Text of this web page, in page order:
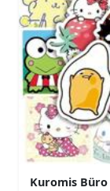
Kuromis